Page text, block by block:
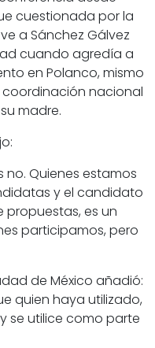
cuestionada por la
a Sánchez Gálvez
cuando agredía a
en Polanco, mismo
nacional
madre.
no. Quienes estamos
y el candidato
es un
participamos, pero
de México añadió:
quien haya utilizado,
se utilice como parte